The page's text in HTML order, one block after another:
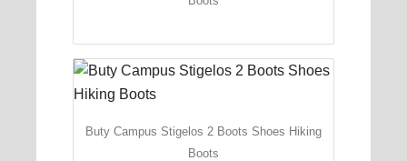
Buty Campus Stigelos 2 Boots Shoes Hiking
Boots